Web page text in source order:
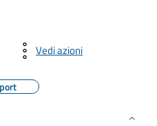
Vedi azioni